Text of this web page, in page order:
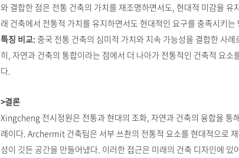
와 결합한 점은 전통 건축의 가치를 재조명하면서도, 현대적 미감을 유
래 건축에서 전통적 가치를 유지하면서도 현대적인 요구를 충족시키는
특징 비교: 중국 전통 건축의 심미적 가치와 지속 가능성을 결합한 사
히, 자연과 건축의 통합이라는 점에서 더 나아가 전통적인 건축적 요소
다.
>결론
Xingcheng 전시정원은 전통과 현대의 조화, 자연과 건축의 융합을 통
례이다. Archermit 건축팀은 서부 쓰촨의 전통적 요소를 현대적으로
성이 깃든 공간을 만들어냈다. 이러한 접근은 미래의 건축 디자인에 있